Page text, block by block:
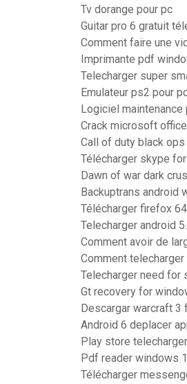
Tv dorange pour pc
Guitar pro 6 gratuit
Comment faire une
Imprimante pdf
Telecharger super
Emulateur ps2 pour
Logiciel
Crack microsoft
Call of duty black
Télécharger skype
Dawn of war dark
Backuptrans android
Télécharger firefox
Telecharger android
Comment avoir de
Comment
Telecharger need for
Gt recovery for
Descargar warcraft 3
Android 6 deplacer
Play store
Pdf reader windows
Télécharger